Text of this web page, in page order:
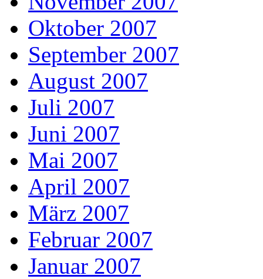
Oktober 2007
September 2007
August 2007
Juli 2007
Juni 2007
Mai 2007
April 2007
März 2007
Februar 2007
Januar 2007